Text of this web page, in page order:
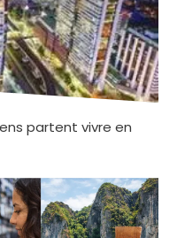
partent vivre en